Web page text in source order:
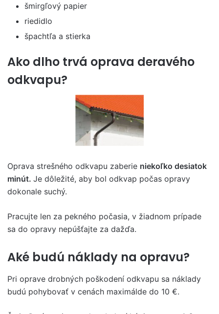
šmirgľový papier
riedidlo
špachtľa a stierka
Ako dlho trvá oprava deravého
odkvapu?
Oprava strešného odkvapu zaberie niekoľko desiatok
minút. Je dôležité, aby bol odkvap počas opravy
dokonale suchý.
Pracujte len za pekného počasia, v žiadnom prípade
sa do opravy nepúšťajte za dažďa.
Aké budú náklady na opravu?
Pri oprave drobných poškodení odkvapu sa náklady
budú pohybovať v cenách maximálde do 10 €.